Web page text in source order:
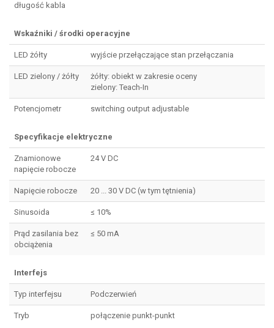
długość kabla
Wskaźniki / środki operacyjne
LED żółty wyjście przełączające stan przełączania
LED zielony / żółty
żółty: obiekt w zakresie oceny
zielony: Teach-In
Potencjometr switching output adjustable
Specyfikacje elektryczne
Znamionowe
napięcie robocze
24 V DC
Napięcie robocze 20 ... 30 V DC (w tym tętnienia)
Sinusoida ≤ 10%
Prąd zasilania bez
obciążenia
≤ 50 mA
Interfejs
Typ interfejsu Podczerwień
Tryb połączenie punkt-punkt